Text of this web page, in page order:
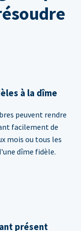
à la dîme
peuvent rendre
facilement de
mois ou tous les
dîme fidèle.
présent